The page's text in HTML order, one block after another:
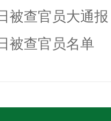
被查官员大通报
被查官员名单